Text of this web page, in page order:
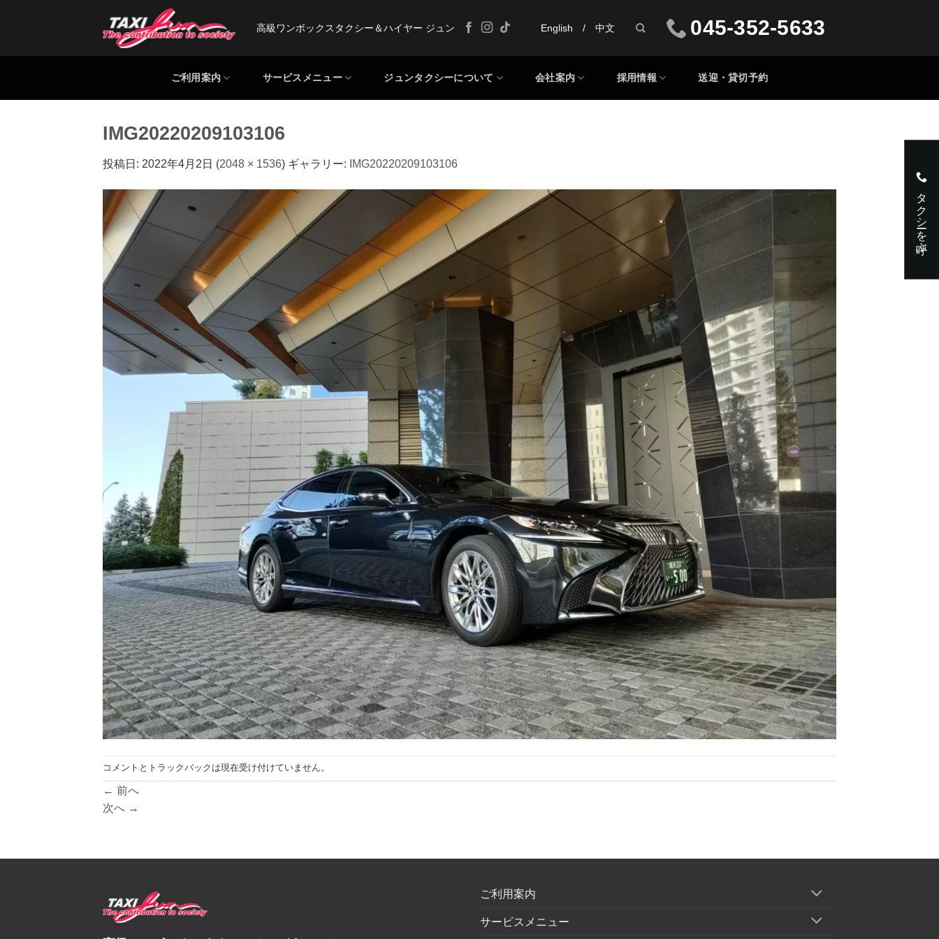
高級ワンボックスタクシー＆ハイヤー ジュン English / 中文 045-352-5633
ご利用案内 サービスメニュー ジュンタクシーについて 会社案内 採用情報 送迎・貸切予約
IMG20220209103106
投稿日: 2022年4月2日 (2048 × 1536) ギャラリー: IMG20220209103106
コメントとトラックバックは現在受け付けていません。
← 前へ
次へ →
タクシーを呼ぶ
ご利用案内
サービスメニュー